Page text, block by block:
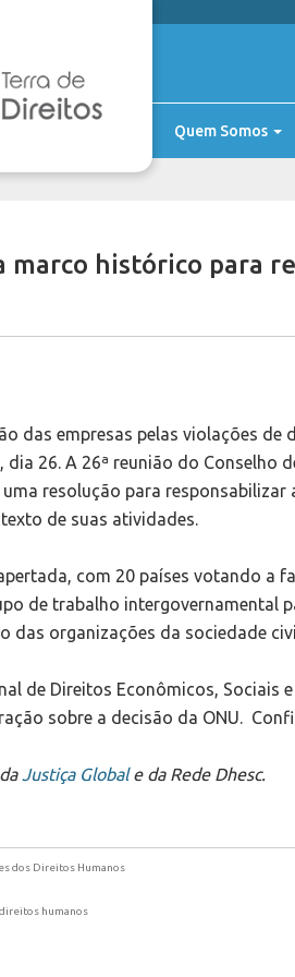
Quem Somos
marco histórico para
das empresas pelas violações
26. A 26ª reunião do Conselho
uma resolução para
de suas atividades.
com 20 países votando a
de trabalho intergovernamental
das organizações da sociedade
de Direitos Econômicos, Sociais
sobre a decisão da ONU.
Justiça Globale da Rede Dhesc.
dos Direitos Humanos
humanos